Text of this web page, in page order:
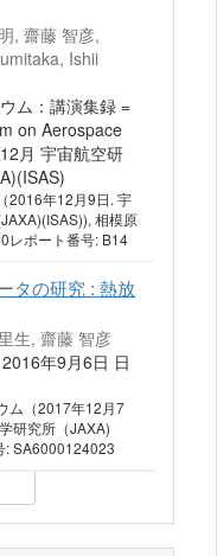
, 齋藤 智彦,
Ishii
ム：講演集録 =
on Aerospace
月 宇宙航空研
2016年12月9日. 宇
相模原
レポート番号: B14
タの研究 : 熱放
生, 齋藤 智彦
年9月6日 日
ム（2017年12月7
研究所（JAXA)
: SA6000124023